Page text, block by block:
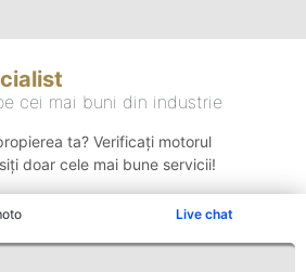
Live chat
cei mai buni din industrie
ta? Verificați motorul
doar cele mai bune servicii!